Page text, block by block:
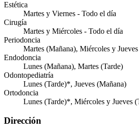
Estética
Martes y Viernes - Todo el día
Cirugía
Martes y Miércoles - Todo el día
Periodoncia
Martes (Mañana), Miércoles y
Endodoncia
Lunes (Mañana), Martes (Tarde)
Odontopediatría
Lunes (Tarde)*, Jueves (Mañana)
Ortodoncia
Lunes (Tarde)*, Miércoles y Jueves
Dirección